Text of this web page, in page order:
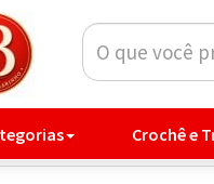
Crochê e
/Barbante 600gr Cru